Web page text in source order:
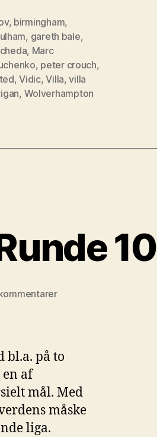
, birmingham,
, gareth bale,
, Marc
, peter crouch,
,Vidic,Villa,villa
, Wolverhampton
10
til
bl.a. på to
af
mål. Med
måske
liga.